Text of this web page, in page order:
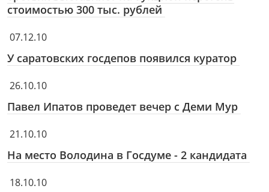
стоимостью 300 тыс. рублей
07.12.10
У саратовских госдепов появился куратор
26.10.10
Павел Ипатов проведет вечер с Деми Мур
21.10.10
На место Володина в Госдуме - 2 кандидата
18.10.10